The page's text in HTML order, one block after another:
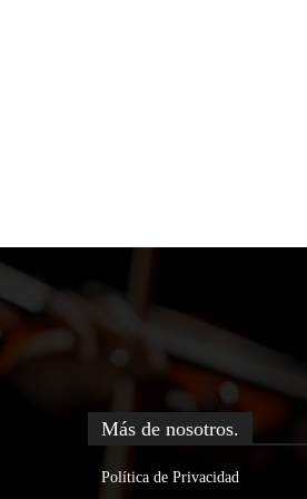
Más de nosotros.
Política de Privacidad